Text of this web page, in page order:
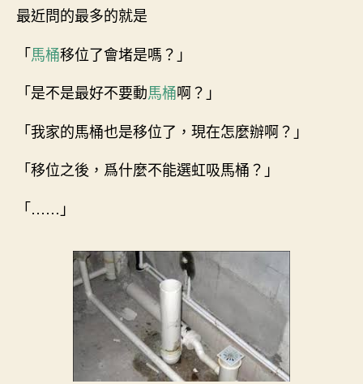
最近問的最多的就是
「馬桶移位了會堵是嗎？」
「是不是最好不要動馬桶啊？」
「我家的馬桶也是移位了，現在怎麼辦啊？」
「移位之後，爲什麼不能選虹吸馬桶？」
「……」